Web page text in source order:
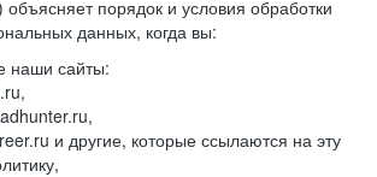
объясняет порядок и условия обработки
данных, когда вы:
наши сайты:
и другие, которые ссылаются на эту